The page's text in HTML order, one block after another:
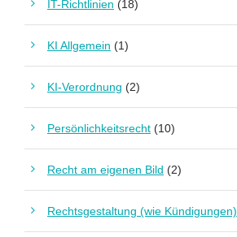
IT-Richtlinien (18)
KI Allgemein (1)
KI-Verordnung (2)
Persönlichkeitsrecht (10)
Recht am eigenen Bild (2)
Rechtsgestaltung (wie Kündigungen)